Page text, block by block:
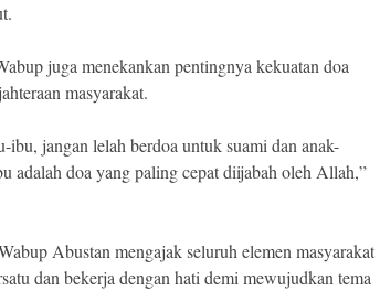
juga menekankan pentingnya kekuatan doa
masyarakat.
ibu, jangan lelah berdoa untuk suami dan anak-
adalah doa yang paling cepat diijabah oleh Allah,”
Abustan mengajak seluruh elemen masyarakat
dan bekerja dengan hati demi mewujudkan tema